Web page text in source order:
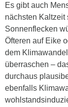
Es gibt auch
nächsten Kaltzeit
Sonnenflecken
Öfteren auf Eike
dem
überraschen –
durchaus
ebenfalls